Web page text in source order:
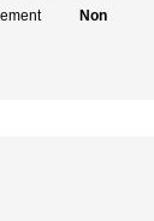
Non